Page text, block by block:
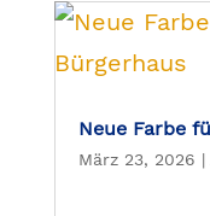
Neue Farbe
März 23, 2026 |